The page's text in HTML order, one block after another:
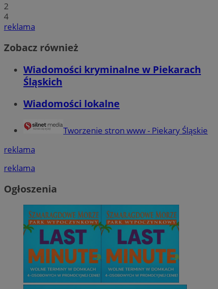
2
4
reklama
Zobacz również
Wiadomości kryminalne w Piekarach
Śląskich
Wiadomości lokalne
Tworzenie stron www - Piekary Śląskie
reklama
reklama
Ogłoszenia